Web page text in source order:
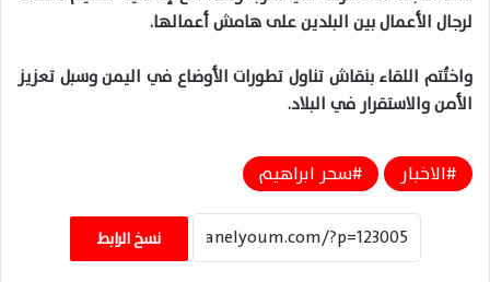
لرجال الأعمال بين البلدين على هامش أعمالها.
واختُتم اللقاء بنقاش تناول تطورات الأوضاع في اليمن وسبل تعزيز
الأمن والاستقرار في البلاد.
الاخبار سحر ابراهيم
نسخ الرابط